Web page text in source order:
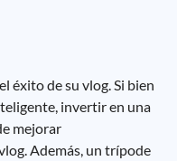
éxito de su vlog. Si bien
invertir en una
mejorar
Además, un trípode